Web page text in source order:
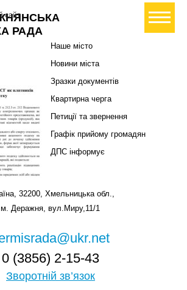
РАДА
сайт
Створити петицію
Наше місто
Новини міста
Зразки документів
Квартирна черга
Петиції та звернення
Графік прийому громадян
ДПС інформує
32200, Хмельницька обл.,
м. Деражня, вул.Миру,11/1
0 (3856) 2-15-43
Зворотній зв’язок